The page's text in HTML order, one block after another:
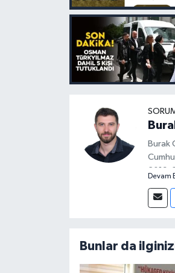
Burak
2019-
Devam
Bunlar da